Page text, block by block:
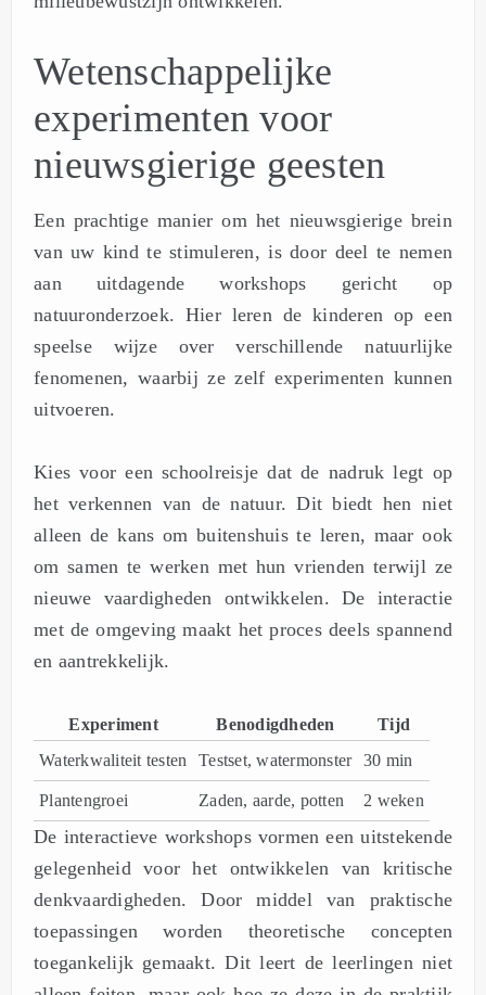
Wetenschappelijke
experimenten voor
nieuwsgierige geesten
Een prachtige manier om het nieuwsgierige brein
van uw kind te stimuleren, is door deel te nemen
aan uitdagende workshops gericht op
natuuronderzoek. Hier leren de kinderen op een
speelse wijze over verschillende natuurlijke
fenomenen, waarbij ze zelf experimenten kunnen
uitvoeren.
Kies voor een schoolreisje dat de nadruk legt op
het verkennen van de natuur. Dit biedt hen niet
alleen de kans om buitenshuis te leren, maar ook
om samen te werken met hun vrienden terwijl ze
nieuwe vaardigheden ontwikkelen. De interactie
met de omgeving maakt het proces deels spannend
en aantrekkelijk.
Experiment Benodigdheden
Tijd
Waterkwaliteit testen
Testset, watermonster 30 min
Plantengroei Zaden, aarde, potten 2 weken
De interactieve workshops vormen een uitstekende
gelegenheid voor het ontwikkelen van kritische
denkvaardigheden. Door middel van praktische
toepassingen worden theoretische concepten
toegankelijk gemaakt. Dit leert de leerlingen niet